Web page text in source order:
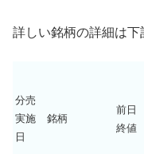
詳しい銘柄の詳細は下
分売
実施
日
銘柄
前日
終値